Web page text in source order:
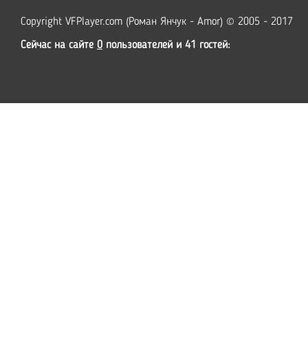
Copyright VFPlayer.com (Роман Янчук - Amor) © 2005 - 2017
Сейчас на сайте 0 пользователей и 41 гостей: